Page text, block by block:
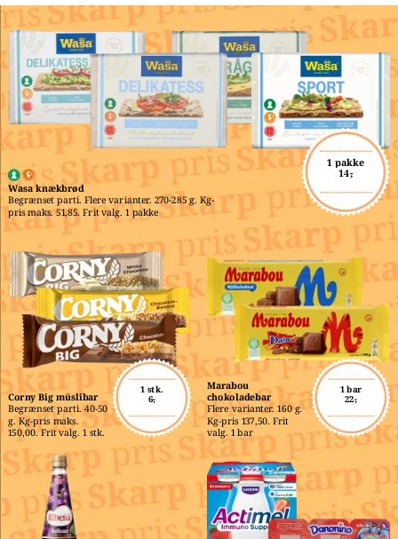
1 pakke
14,-
Wasa knækbrød
Begrænset parti. Flere varianter. 270-285 g. Kg-
pris maks. 51,85. Frit valg. 1 pakke
1 stk.
6,-
Corny Big müslibar
Begrænset parti. 40-50
g. Kg-pris maks.
150,00. Frit valg. 1 stk.
1 bar
22,-
Marabou
chokoladebar
Flere varianter. 160 g.
Kg-pris 137,50. Frit
valg. 1 bar